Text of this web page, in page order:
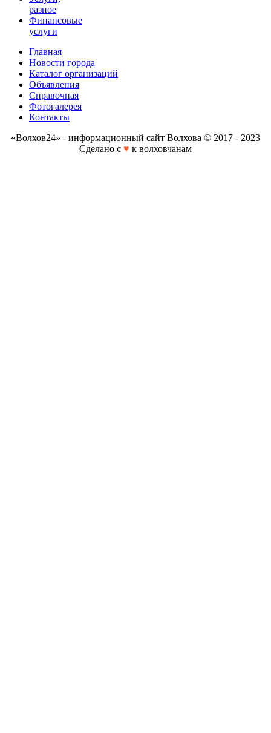
разное
Финансовые
услуги
Главная
Новости города
Каталог организаций
Объявления
Справочная
Фотогалерея
Контакты
«Волхов24» - информационный сайт Волхова © 2017 - 2023
Сделано с ♥ к волховчанам